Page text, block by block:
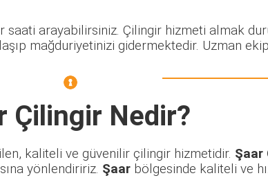
saati arayabilirsiniz. Çilingir hizmeti almak
mağduriyetinizi gidermektedir. Uzman
Çilingir Nedir?
kaliteli ve güvenilir çilingir hizmetidir. Şaar
yönlendiririz. Şaar bölgesinde kaliteli ve